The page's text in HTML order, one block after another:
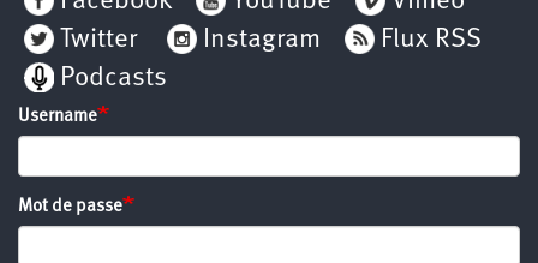
Twitter
Instagram
Flux RSS
Podcasts
Username
Mot de passe